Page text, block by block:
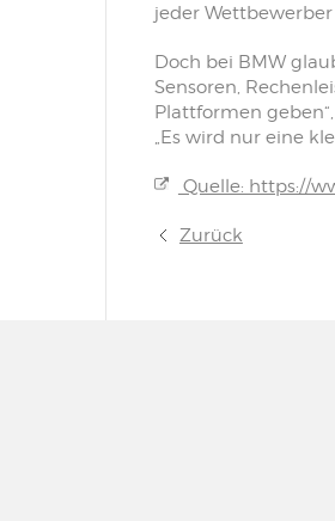
jeder
Doch bei BMW
Sensoren,
Plattformen
„Es wird nur eine
Quelle: https://
Zurück